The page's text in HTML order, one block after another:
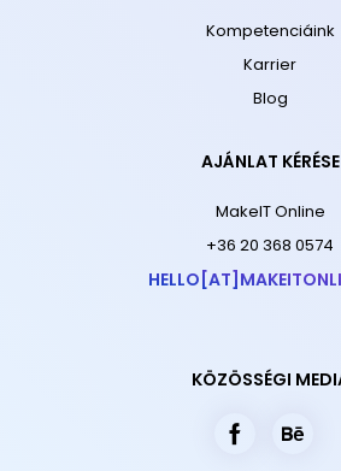
Kompetenciáink
Karrier
Blog
AJÁNLAT KÉRÉSE
MakeIT Online
+36 20 368 0574
KÖZÖSSÉGI